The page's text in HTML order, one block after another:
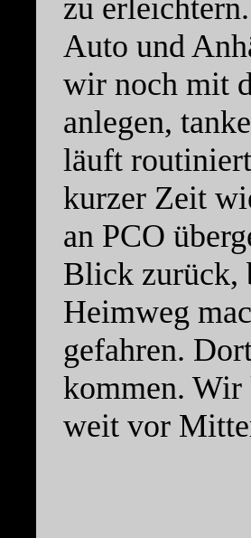
zu
Auto und
wir noch mit
anlegen,
läuft
kurzer Zeit
an PCO
Blick zurück,
Heimweg
gefahren.
kommen. Wir
weit vor